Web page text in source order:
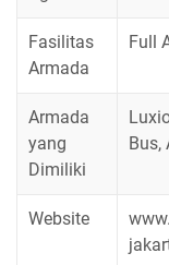
Fasilitas
Armada
Full
Armada
yang
Dimiliki
Bus,
Website